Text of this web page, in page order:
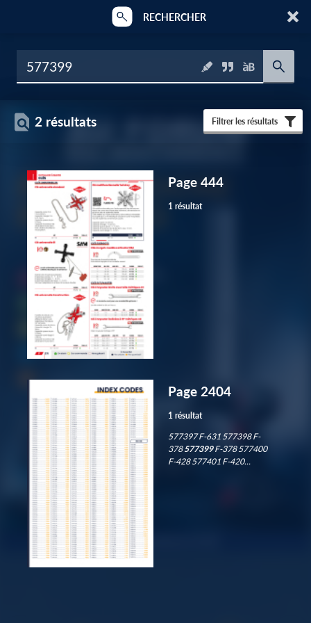
RECHERCHER
2 résultats Filtrer les résultats
Page 444
1 résultat
Page 2404
1 résultat
577397 F-631 577398 F-
378577399F-378 577400
F-428 577401 F-420…